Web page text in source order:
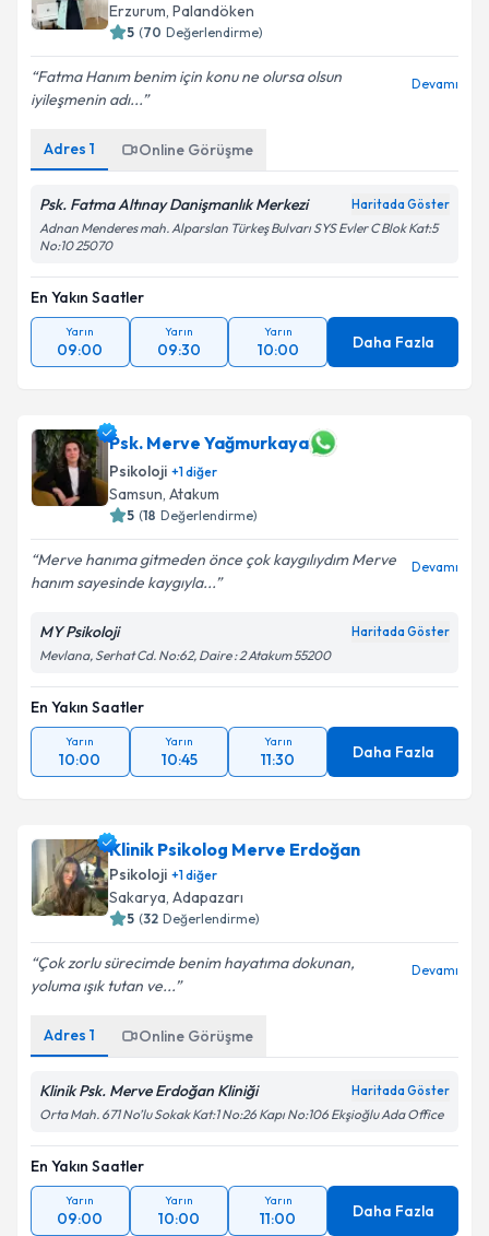
Erzurum, Palandöken
5 (70 Değerlendirme)
Fatma Hanım benim için konu ne olursa olsun
iyileşmenin adı...
Devamı
Adres 1 Online Görüşme
Psk. Fatma Altınay Danişmanlık Merkezi Haritada Göster
Adnan Menderes mah. Alparslan Türkeş Bulvarı SYS Evler C Blok Kat:5
No:10 25070
En Yakın Saatler
Yarın
09:00
Yarın
09:30
Yarın
10:00 Daha Fazla
Psk. Merve Yağmurkaya
Psikoloji +1diğer
Samsun, Atakum
5 (18 Değerlendirme)
Merve hanıma gitmeden önce çok kaygılıydım Merve
hanım sayesinde kaygıyla...
Devamı
MY Psikoloji Haritada Göster
Mevlana, Serhat Cd. No:62, Daire : 2 Atakum 55200
En Yakın Saatler
Yarın
10:00
Yarın
10:45
Yarın
11:30 Daha Fazla
Klinik Psikolog Merve Erdoğan
Psikoloji +1diğer
Sakarya, Adapazarı
5 (32 Değerlendirme)
Çok zorlu sürecimde benim hayatıma dokunan,
yoluma ışık tutan ve...
Devamı
Adres 1 Online Görüşme
Klinik Psk. Merve Erdoğan Kliniği Haritada Göster
Orta Mah. 671 No’lu Sokak Kat:1 No:26 Kapı No:106 Ekşioğlu Ada Office
En Yakın Saatler
Yarın
09:00
Yarın
10:00
Yarın
11:00 Daha Fazla